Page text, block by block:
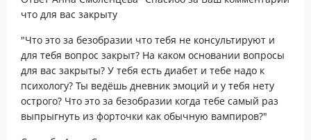
что для вас закрыту
"Что это за безобразии что тебя не консультируют и
для тебя вопрос закрыт? На каком основании вопросы
для вас закрыты? У тебя есть диабет и тебе надо к
психологу? Ты ведёшь дневник эмоций и у тебя нету
острого? Что это за безобразии когда тебе самый раз
выпрыгнуть из форточки как обычную вампиров?"